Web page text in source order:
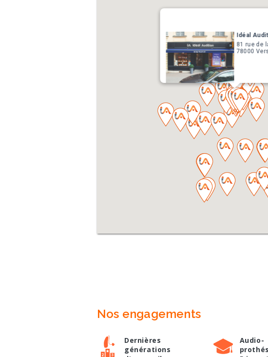
Idéal
81 rue de
78000
Nos engagements
Dernières
générations
Audio-